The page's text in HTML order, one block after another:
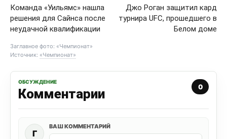
Команда «Уильямс» нашла
решения для Сайнса после
неудачной квалификации
Джо Роган защитил кард
турнира UFC, прошедшего в
Белом доме
Заглавное фото: «Чемпионат»
Источник: «Чемпионат»
ОБСУЖДЕНИЕ
Комментарии 0
Г
ВАШ КОММЕНТАРИЙ